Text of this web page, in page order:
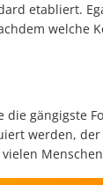
etabliert.
welche
gängigste
werden,